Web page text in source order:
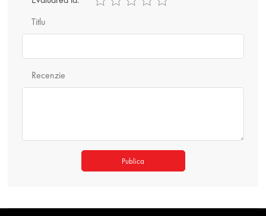
Titlu
Recenzie
Publica